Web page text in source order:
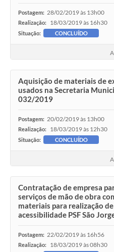
Postagem: 28/02/2019 às 13h00
Realização: 18/03/2019 às 16h30
Situação: CONCLUÍDO
Aquisição de materiais de
usados na Secretaria
032/2019
Postagem: 20/02/2019 às 13h00
Realização: 18/03/2019 às 12h30
Situação: CONCLUÍDO
Contratação de empresa
serviços de mão de obra
materiais para realização
acessibilidade PSF São
Postagem: 22/02/2019 às 16h56
Realização: 18/03/2019 às 08h30